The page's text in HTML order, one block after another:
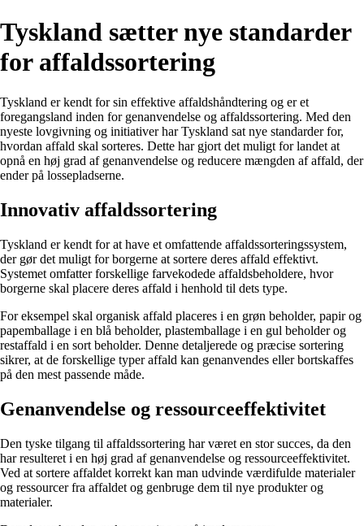
Tyskland sætter nye standarder
for affaldssortering
Tyskland er kendt for sin effektive affaldshåndtering og er et
foregangsland inden for genanvendelse og affaldssortering. Med den
nyeste lovgivning og initiativer har Tyskland sat nye standarder for,
hvordan affald skal sorteres. Dette har gjort det muligt for landet at
opnå en høj grad af genanvendelse og reducere mængden af affald, der
ender på lossepladserne.
Innovativ affaldssortering
Tyskland er kendt for at have et omfattende affaldssorteringssystem,
der gør det muligt for borgerne at sortere deres affald effektivt.
Systemet omfatter forskellige farvekodede affaldsbeholdere, hvor
borgerne skal placere deres affald i henhold til dets type.
For eksempel skal organisk affald placeres i en grøn beholder, papir og
papemballage i en blå beholder, plastemballage i en gul beholder og
restaffald i en sort beholder. Denne detaljerede og præcise sortering
sikrer, at de forskellige typer affald kan genanvendes eller bortskaffes
på den mest passende måde.
Genanvendelse og ressourceeffektivitet
Den tyske tilgang til affaldssortering har været en stor succes, da den
har resulteret i en høj grad af genanvendelse og ressourceeffektivitet.
Ved at sortere affaldet korrekt kan man udvinde værdifulde materialer
og ressourcer fra affaldet og genbruge dem til nye produkter og
materialer.